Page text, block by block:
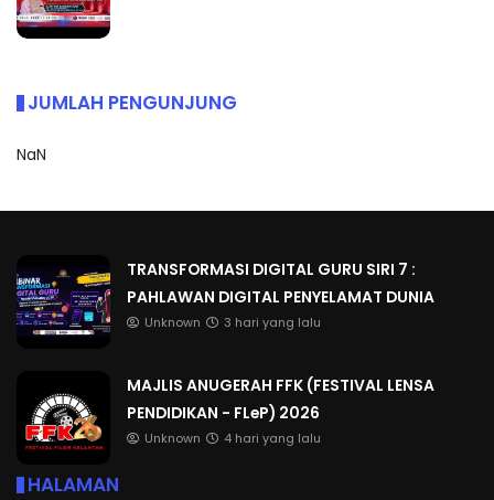
JUMLAH PENGUNJUNG
NaN
TRANSFORMASI DIGITAL GURU SIRI 7 :
PAHLAWAN DIGITAL PENYELAMAT DUNIA
Unknown 3 hari yang lalu
MAJLIS ANUGERAH FFK (FESTIVAL LENSA
PENDIDIKAN - FLeP) 2026
Unknown 4 hari yang lalu
HALAMAN